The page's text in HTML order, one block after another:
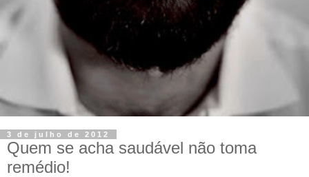
3 de julho de 2012
Quem se acha saudável não toma
remédio!